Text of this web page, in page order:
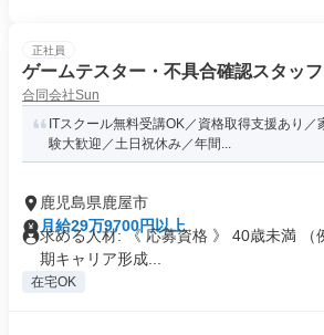
正社員
ゲームテスター・不具合確認スタッフ
合同会社Sun
ITスクール無料受講OK／資格取得支援あり
験大歓迎／土日祝休み／年間...
鹿児島県鹿屋市
月給29万9700円以上
求める人材: 《 応募資格 》 40歳未満 （
期キャリア形成...
在宅OK